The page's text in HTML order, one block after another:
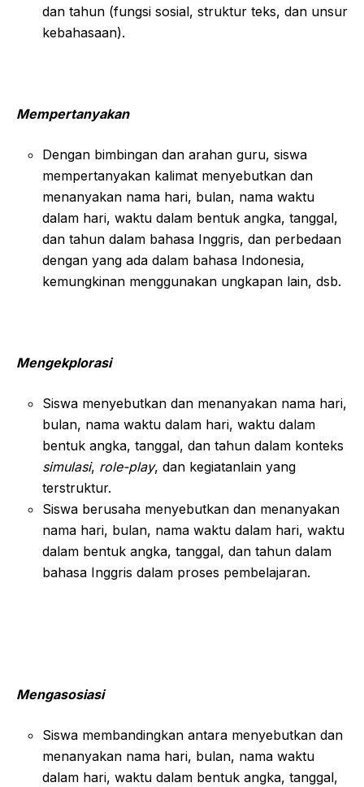
dan tahun (fungsi sosial, struktur teks, dan unsur
kebahasaan).
Mempertanyakan
Dengan bimbingan dan arahan guru, siswa
mempertanyakan kalimat menyebutkan dan
menanyakan nama hari, bulan, nama waktu
dalam hari, waktu dalam bentuk angka, tanggal,
dan tahun dalam bahasa Inggris, dan perbedaan
dengan yang ada dalam bahasa Indonesia,
kemungkinan menggunakan ungkapan lain, dsb.
Mengekplorasi
Siswa menyebutkan dan menanyakan nama hari,
bulan, nama waktu dalam hari, waktu dalam
bentuk angka, tanggal, dan tahun dalam konteks
simulasi, role-play, dan kegiatanlain yang
terstruktur.
Siswa berusaha menyebutkan dan menanyakan
nama hari, bulan, nama waktu dalam hari, waktu
dalam bentuk angka, tanggal, dan tahun dalam
bahasa Inggris dalam proses pembelajaran.
Mengasosiasi
Siswa membandingkan antara menyebutkan dan
menanyakan nama hari, bulan, nama waktu
dalam hari, waktu dalam bentuk angka, tanggal,